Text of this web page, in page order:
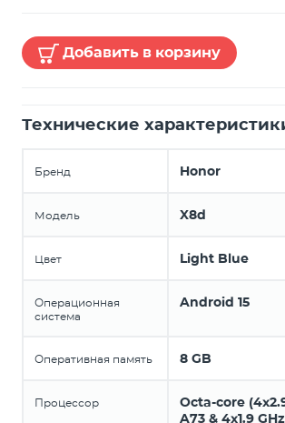
Добавить в корзину
Технические
Бренд Honor
Модель X8d
Цвет Light Blue
Операционная
система
Android 15
Оперативная память 8 GB
Процессор
Octa-core
A73 & 4x1.9